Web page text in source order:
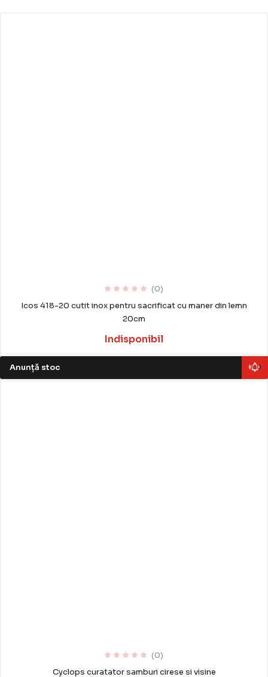
(0)
Icos 418-20 cutit inox pentru sacrificat cu maner din lemn
20cm
Indisponibil
Anunță stoc
(0)
Cyclops curatator samburi cirese si visine